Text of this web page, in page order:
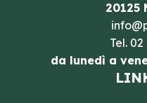
20125
Tel. 02
da lunedì a